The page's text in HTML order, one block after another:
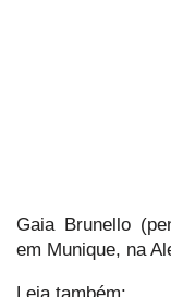
Gaia Brunello
em Munique, na